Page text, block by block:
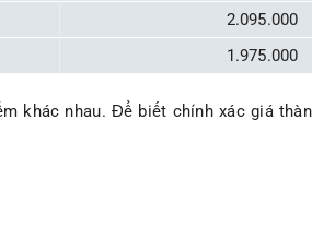
2.095.000
1.975.000
khác nhau. Để biết chính xác giá